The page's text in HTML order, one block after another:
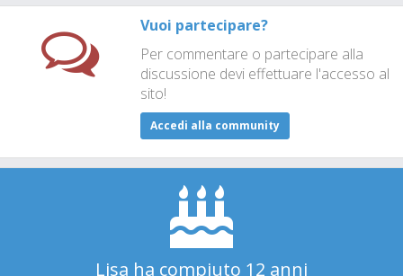
Vuoi partecipare?
Per commentare o partecipare alla
discussione devi effettuare l'accesso al
sito!
Accedi alla community
Lisa ha compiuto 12 anni